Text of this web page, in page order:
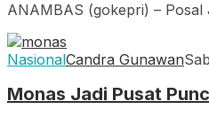
ANAMBAS (gokepri) –
NasionalCandra Gunawan
Monas Jadi Pusat